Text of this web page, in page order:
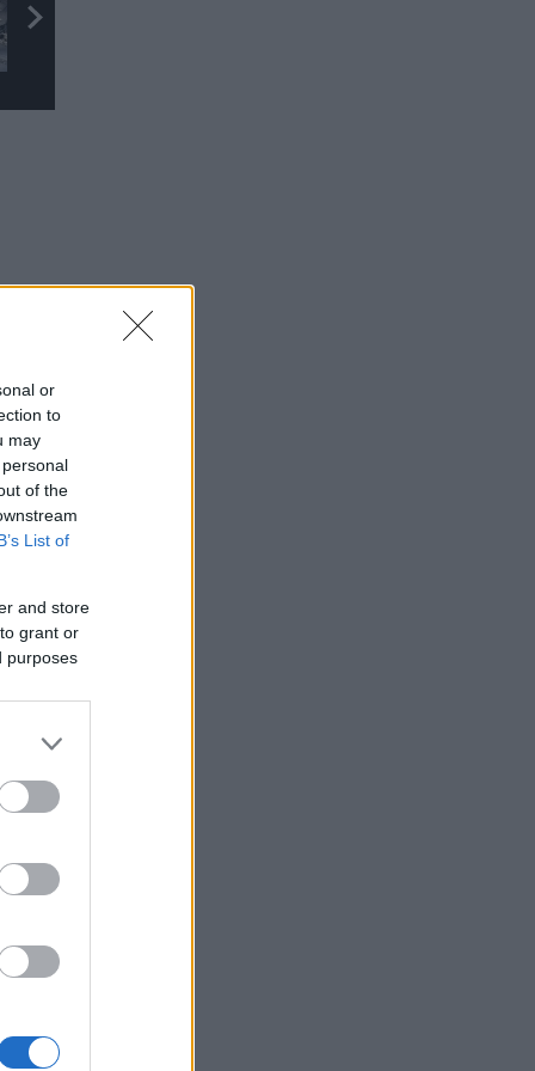
or
to
may
of the
List of
and store
grant or
purposes